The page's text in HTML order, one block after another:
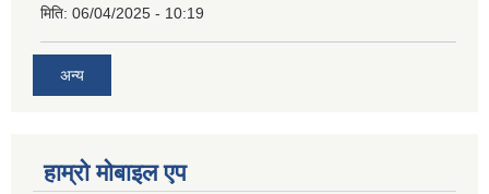
मिति: 06/04/2025 - 10:19
अन्य
हाम्रो माेबाइल एप